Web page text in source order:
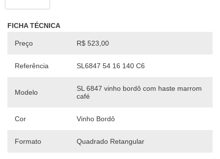
FICHA TÉCNICA
Preço R$ 523,00
Referência SL6847 54 16 140 C6
Modelo
SL 6847 vinho bordô com haste marrom
café
Cor Vinho Bordô
Formato Quadrado Retangular